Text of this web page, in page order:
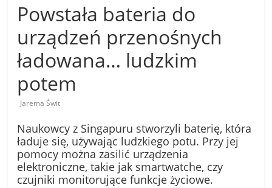
Powstała bateria do
urządzeń przenośnych
ładowana… ludzkim
potem
Jarema Świt
Naukowcy z Singapuru stworzyli baterię, która
ładuje się, używając ludzkiego potu. Przy jej
pomocy można zasilić urządzenia
elektroniczne, takie jak smartwatche, czy
czujniki monitorujące funkcje życiowe.